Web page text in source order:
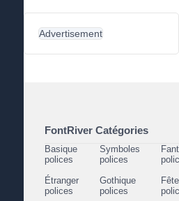
Advertisement
FontRiver Catégories
Basique
polices
Symboles
polices
Étranger
polices
Gothique
polices